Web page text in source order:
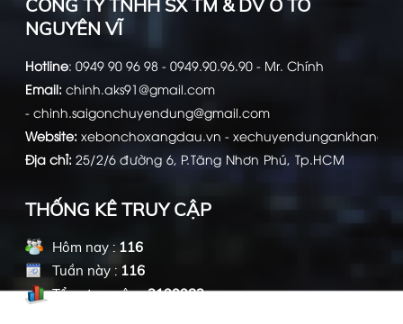
CÔNG TY TNHH SX TM & DV Ô TÔ
NGUYÊN VĨ
Hotline: 0949 90 96 98 - 0949.90.96.90 - Mr. Chính
Email: chinh.aks91@gmail.com
- chinh.saigonchuyendung@gmail.com
Website: xebonchoxangdau.vn -
Địa chỉ: 25/2/6 đường 6, P.Tăng Nhơn Phú, Tp.HCM
THỐNG KÊ TRUY CẬP
Hôm nay : 116
Tuần này : 116
Tổng truy cập :2199982